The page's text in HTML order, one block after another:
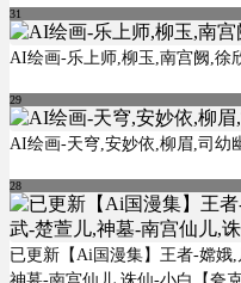
31
AI绘画-乐上师,柳玉,南宫阙,徐
29
AI绘画-天穹,安妙依,柳眉,司幼
28
已更新【Ai国漫集】王者-嫦娥